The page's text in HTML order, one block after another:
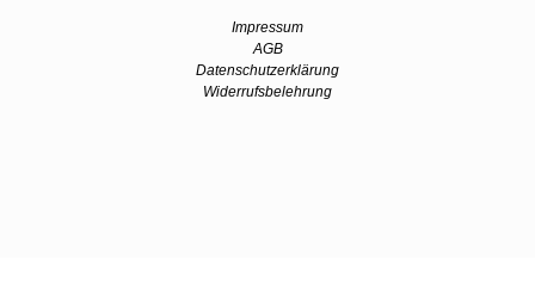
Impressum
AGB
Datenschutzerklärung
Widerrufsbelehrung